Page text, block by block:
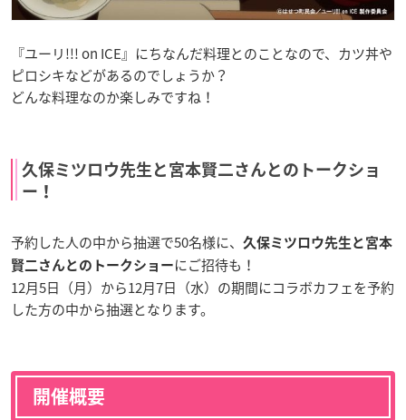
『ユーリ!!! on ICE』にちなんだ料理とのことなので、カツ丼や
ピロシキなどがあるのでしょうか？
どんな料理なのか楽しみですね！
久保ミツロウ先生と宮本賢二さんとのトークショ
ー！
予約した人の中から抽選で50名様に、
久保ミツロウ先生と宮本
賢二さんとのトークショー にご招待も！
12月5日（月）から12月7日（水）の期間にコラボカフェを予約
した方の中から抽選となります。
開催概要